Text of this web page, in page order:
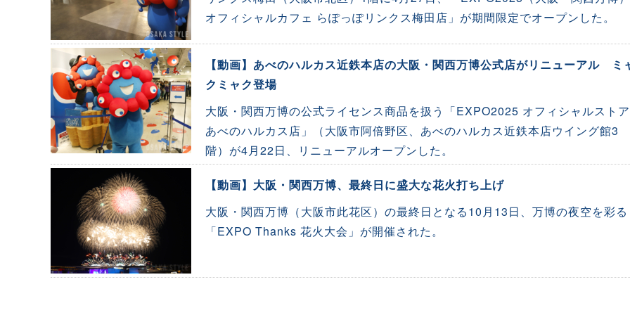
オフィシャルカフェ らぽっぽリンクス梅田店」が期間限定でオープンした。
【動画】あべのハルカス近鉄本店の大阪・関西万博公式店がリニューアル ミ
クミャク登場
大阪・関西万博の公式ライセンス商品を扱う「EXPO2025 オフィシャルストア
あべのハルカス店」（大阪市阿倍野区、あべのハルカス近鉄本店ウイング館3
階）が4月22日、リニューアルオープンした。
【動画】大阪・関西万博、最終日に盛大な花火打ち上げ
大阪・関西万博（大阪市此花区）の最終日となる10月13日、万博の夜空を彩る
「EXPO Thanks 花火大会」が開催された。